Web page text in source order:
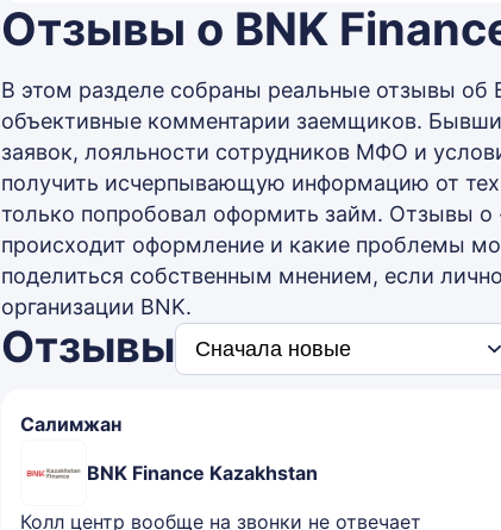
Отзывы о BNK
В этом разделе собраны реальные отзывы об
объективные комментарии заемщиков.
заявок, лояльности сотрудников МФО и
получить исчерпывающую информацию от
только попробовал оформить займ. Отзывы о
происходит оформление и какие проблемы
поделиться собственным мнением, если
организации BNK.
Отзывы
Салимжан
BNK Finance Kazakhstan
Колл центр вообще на звонки не отвечает